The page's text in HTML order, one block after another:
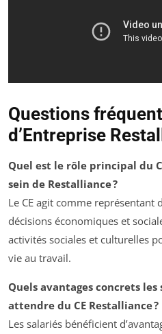
Questions
d’Entreprise
Quel est le rôle principal du
sein de Restalliance ?
Le CE agit comme représentant
décisions économiques et
activités sociales et culturelles
vie au travail.
Quels avantages concrets
attendre du CE Restalliance ?
Les salariés bénéficient